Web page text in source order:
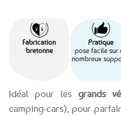
Idéal pour les grands
camping-cars), pour
Fabrication
bretonne
Pratique
pose facile sur
nombreux